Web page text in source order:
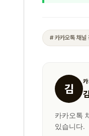
# 카카오톡 채널
김
카카오톡
있습니다.